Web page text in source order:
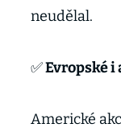
neudělal.
✅Evropské i
Americké